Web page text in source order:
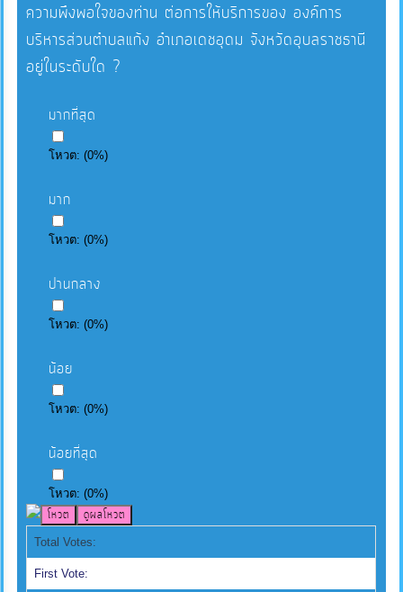
ความพึงพอใจของท่าน ต่อการให้บริการของ องค์การ
บริหารส่วนตำบลแก้ง อำเภอเดชอุดม จังหวัดอุบลราชธานี
อยู่ในระดับใด ?
มากที่สุด
โหวต:(0%)
มาก
โหวต:(0%)
ปานกลาง
โหวต:(0%)
น้อย
โหวต:(0%)
น้อยที่สุด
โหวต:(0%)
Total Votes:
First Vote: